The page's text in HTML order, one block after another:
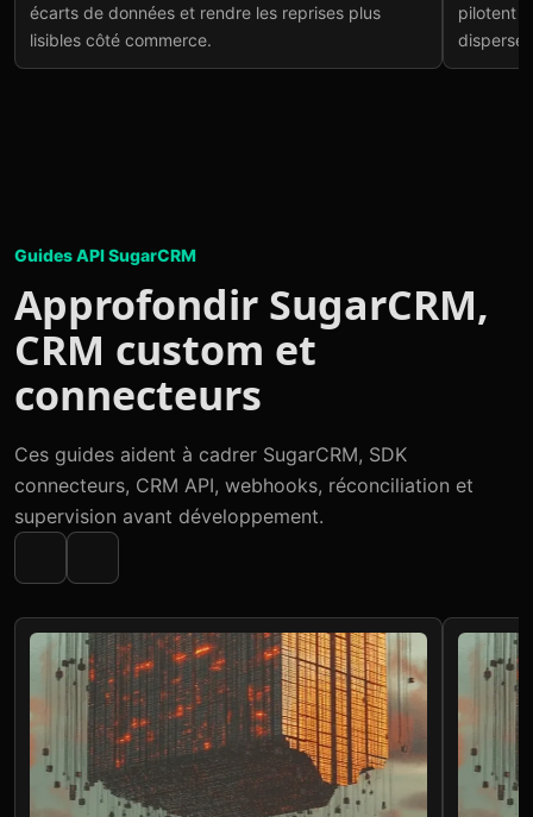
écarts de données et rendre les reprises plus
lisibles côté commerce.
pilotent
Guides API SugarCRM
Approfondir SugarCRM,
CRM custom et
connecteurs
Ces guides aident à cadrer SugarCRM, SDK
connecteurs, CRM API, webhooks, réconciliation et
supervision avant développement.